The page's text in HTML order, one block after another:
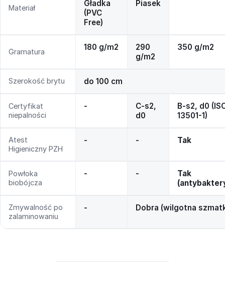
Materiał
Gładka
(PVC
Free)
Piasek
Gramatura 180 g/m2
290
g/m2
350 g/m2
Szerokość brytu do 100 cm
Certyfikat
niepalności
-
C-s2,
d0
B-s2, d0
13501-1)
Atest
Higieniczny PZH
- - Tak
Powłoka
biobójcza
- -
Tak
Zmywalność po
zalaminowaniu
- Dobra (wilgotna